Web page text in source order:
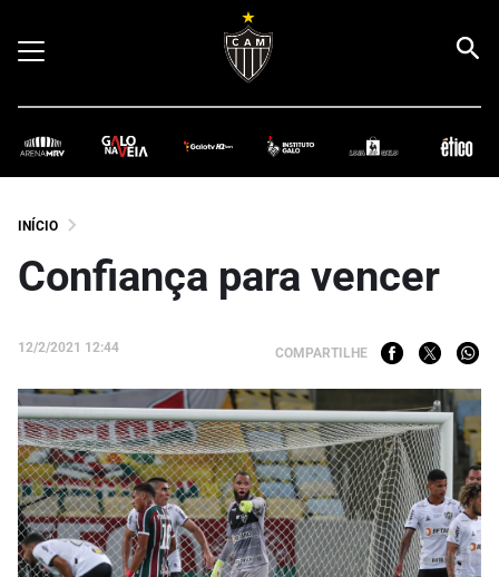
INÍCIO
Confiança para vencer
12/2/2021 12:44 COMPARTILHE